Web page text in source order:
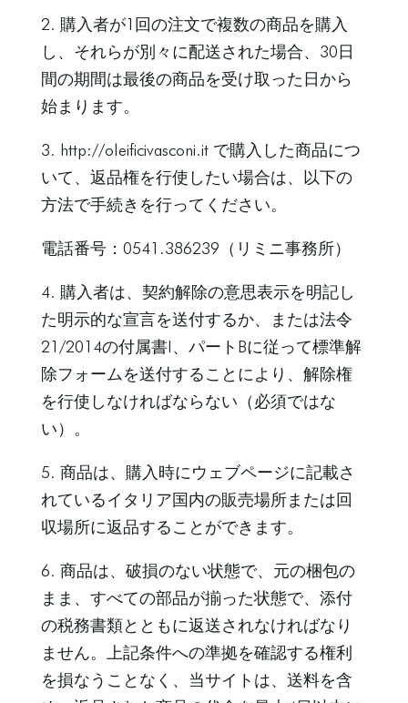
2. 購入者が1回の注文で複数の商品を購入
し、それらが別々に配送された場合、30日
間の期間は最後の商品を受け取った日から
始まります。
3. http://oleificivasconi.it で購入した商品につ
いて、返品権を行使したい場合は、以下の
方法で手続きを行ってください。
電話番号：0541.386239（リミニ事務所）
4. 購入者は、契約解除の意思表示を明記し
た明示的な宣言を送付するか、または法令
21/2014の付属書I、パートBに従って標準解
除フォームを送付することにより、解除権
を行使しなければならない（必須ではな
い）。
5. 商品は、購入時にウェブページに記載さ
れているイタリア国内の販売場所または回
収場所に返品することができます。
6. 商品は、破損のない状態で、元の梱包の
まま、すべての部品が揃った状態で、添付
の税務書類とともに返送されなければなり
ません。上記条件への準拠を確認する権利
を損なうことなく、当サイトは、送料を含